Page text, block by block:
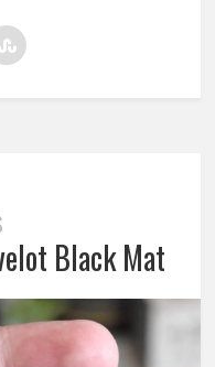
Black Mat